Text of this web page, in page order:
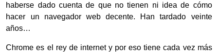
haberse dado cuenta de que no tienen ni idea de cómo
hacer un navegador web decente. Han tardado veinte
años…
Chrome es el rey de internet y por eso tiene cada vez más